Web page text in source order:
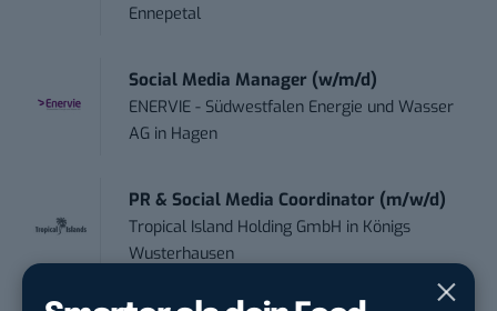
Ennepetal
Social Media Manager (w/m/d)
ENERVIE - Südwestfalen Energie und Wasser
AG in Hagen
PR & Social Media Coordinator (m/w/d)
Tropical Island Holding GmbH in Königs
Wusterhausen